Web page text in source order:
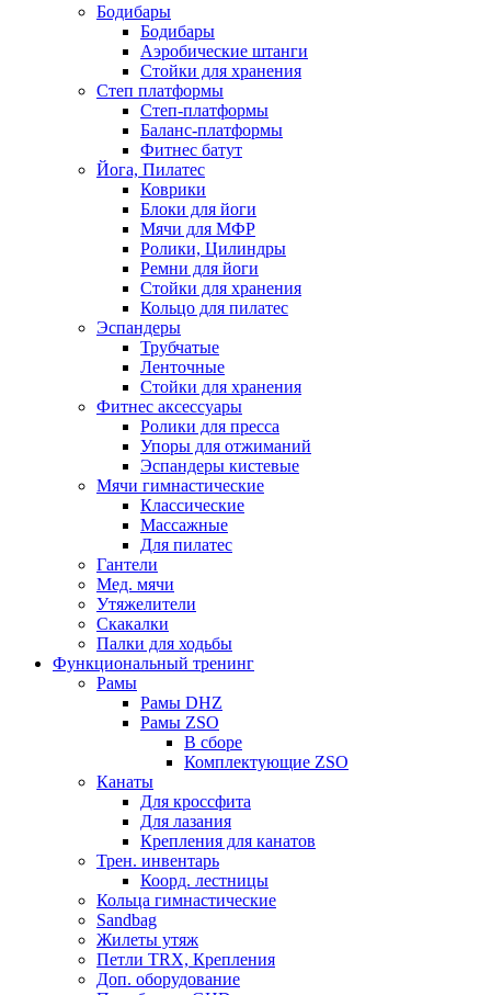
Бодибары
Бодибары
Аэробические штанги
Стойки для хранения
Степ платформы
Степ-платформы
Баланс-платформы
Фитнес батут
Йога, Пилатес
Коврики
Блоки для йоги
Мячи для МФР
Ролики, Цилиндры
Ремни для йоги
Стойки для хранения
Кольцо для пилатес
Эспандеры
Трубчатые
Ленточные
Стойки для хранения
Фитнес аксессуары
Ролики для пресса
Упоры для отжиманий
Эспандеры кистевые
Мячи гимнастические
Классические
Массажные
Для пилатес
Гантели
Мед. мячи
Утяжелители
Скакалки
Палки для ходьбы
Функциональный тренинг
Рамы
Рамы DHZ
Рамы ZSO
В сборе
Комплектующие ZSO
Канаты
Для кроссфита
Для лазания
Крепления для канатов
Трен. инвентарь
Коорд. лестницы
Кольца гимнастические
Sandbag
Жилеты утяж
Петли TRX, Крепления
Доп. оборудование